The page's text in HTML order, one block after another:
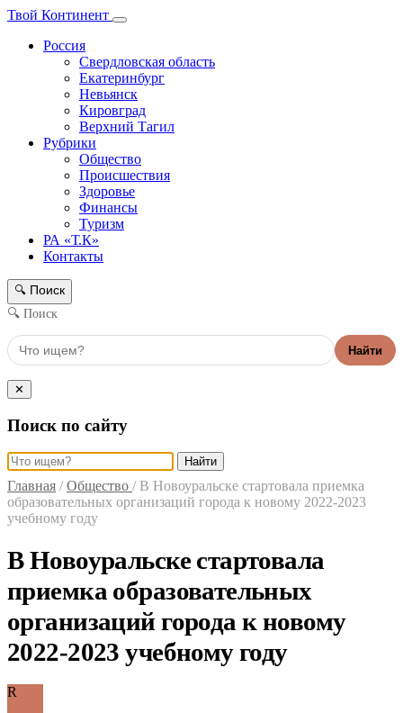
Твой Континент
Россия
Свердловская область
Екатеринбург
Невьянск
Кировград
Верхний Тагил
Рубрики
Общество
Происшествия
Здоровье
Финансы
Туризм
РА «Т.К»
Контакты
🔍 Поиск
🔍 Поиск
Найти
✕
Поиск по сайту
Найти
Главная / Общество / В Новоуральске стартовала приемка
образовательных организаций города к новому 2022-2023
учебному году
В Новоуральске стартовала
приемка образовательных
организаций города к новому
2022-2023 учебному году
R